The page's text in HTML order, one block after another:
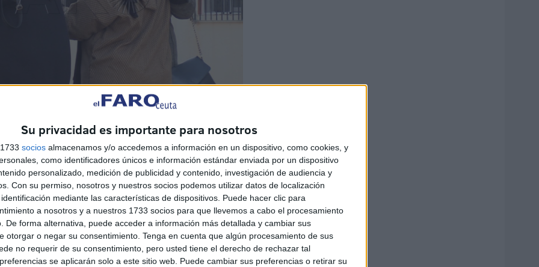
Su privacidad es importante para nosotros
socios almacenamos y/o accedemos a información en un dispositivo, como cookies, y
como identificadores únicos e información estándar enviada por un dispositivo
personalizado, medición de publicidad y contenido, investigación de audiencia y
Con su permiso, nosotros y nuestros socios podemos utilizar datos de localización
mediante las características de dispositivos. Puede hacer clic para
a nosotros y a nuestros 1733 socios para que llevemos a cabo el procesamiento
De forma alternativa, puede acceder a información más detallada y cambiar sus
otorgar o negar su consentimiento. Tenga en cuenta que algún procesamiento de sus
no requerir de su consentimiento, pero usted tiene el derecho de rechazar tal
se aplicarán solo a este sitio web. Puede cambiar sus preferencias o retirar su
el secreto de sumario para protegerlas
, cuyos agentes tras el examen del escenario en
ya determinaron que se trataba de una muerte no
públicos de ninguna manera porque ponen en
y se ponen en conocimiento de la Policía Nacional
el esclarecimiento de este asunto.